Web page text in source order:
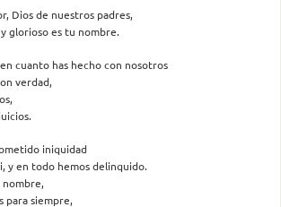
Dios de nuestros padres,
glorioso es tu nombre.
cuanto has hecho con nosotros
verdad,
iniquidad
y en todo hemos delinquido.
nombre,
para siempre,